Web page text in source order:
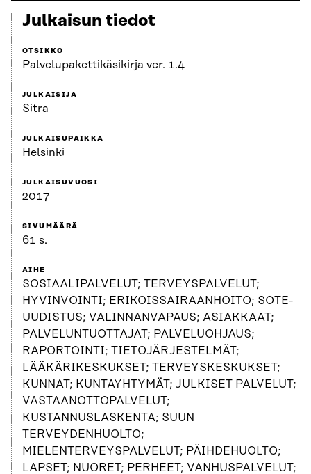
Julkaisun tiedot
OTSIKKO
Palvelupaketti­käsikirja ver. 1.4
JULKAISIJA
Sitra
JULKAISUPAIKKA
Helsinki
JULKAISUVUOSI
2017
SIVUMÄÄRÄ
61 s.
AIHE
SOSIAALIPALVELUT; TERVEYSPALVELUT;
HYVINVOINTI; ERIKOISSAIRAANHOITO; SOTE-
UUDISTUS; VALINNANVAPAUS; ASIAKKAAT;
PALVELUNTUOTTAJAT; PALVELUOHJAUS;
RAPORTOINTI; TIETOJÄRJESTELMÄT;
LÄÄKÄRIKESKUKSET; TERVEYSKESKUKSET;
KUNNAT; KUNTAYHTYMÄT; JULKISET PALVELUT;
VASTAANOTTOPALVELUT;
KUSTANNUSLASKENTA; SUUN
TERVEYDENHUOLTO;
MIELENTERVEYSPALVELUT; PÄIHDEHUOLTO;
LAPSET; NUORET; PERHEET; VANHUSPALVELUT;